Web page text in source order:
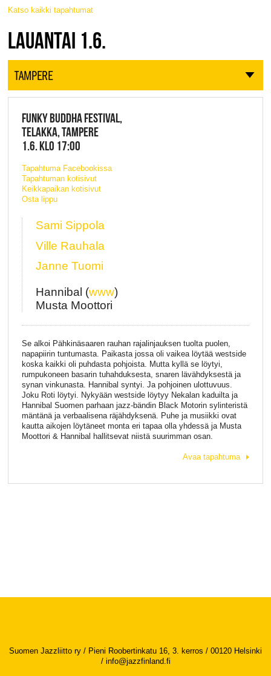
Katso kaikki tapahtumat
JAZZ FINLAND LIVE
LAUANTAI 1.6.
TAMPERE
FUNKY BUDDHA FESTIVAL,
TELAKKA, TAMPERE
1.6. KLO 17:00
Tapahtuma Facebookissa
Tapahtuman kotisivut
Keikkapaikan kotisivut
Osta lippu
Sami Sippola
Ville Rauhala
Janne Tuomi
Hannibal (www)
Musta Moottori
Se alkoi Pähkinäsaaren rauhan rajalinjauksen tuolta puolen,
napapiirin tuntumasta. Paikasta jossa oli vaikea löytää westside
koska kaikki oli puhdasta pohjoista. Mutta kyllä se löytyi,
rumpukoneen basarin tuhahduksesta, snaren lävähdyksestä ja
synan vinkunasta. Hannibal syntyi. Ja pohjoinen ulottuvuus.
Joku Roti löytyi. Nykyään westside löytyy Nekalan kaduilta ja
Hannibal Suomen parhaan jazz-bändin Black Motorin sylinteristä
mäntänä ja verbaalisena räjähdyksenä. Puhe ja musiikki ovat
kautta aikojen löytäneet monta eri tapaa olla yhdessä ja Musta
Moottori & Hannibal hallitsevat niistä suurimman osan.
Avaa tapahtuma
Suomen Jazzliitto ry / Pieni Roobertinkatu 16, 3. kerros / 00120 Helsinki
/ info@jazzfinland.fi